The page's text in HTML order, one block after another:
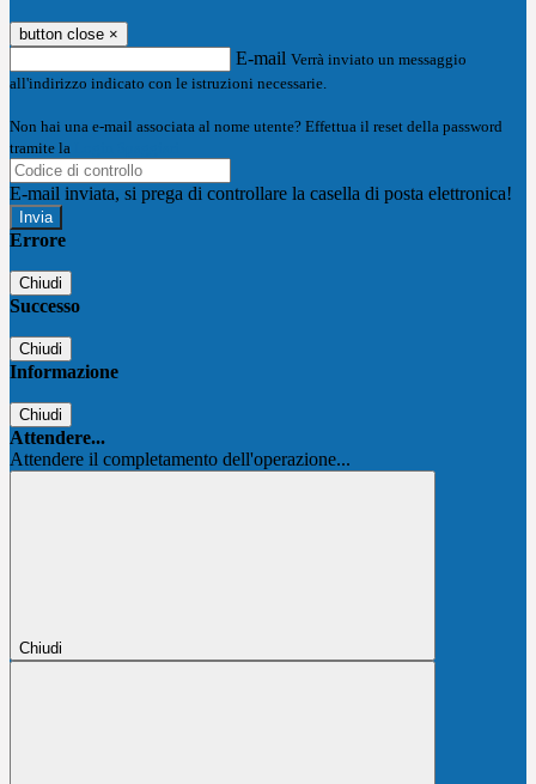
button close ×
E-mail Verrà inviato un messaggio
all'indirizzo indicato con le istruzioni necessarie.
Non hai una e-mail associata al nome utente? Effettua il reset della password
tramite la
E-mail inviata, si prega di controllare la casella di posta elettronica!
Errore
Chiudi
Successo
Chiudi
Informazione
Chiudi
Attendere...
Attendere il completamento dell'operazione...
Chiudi